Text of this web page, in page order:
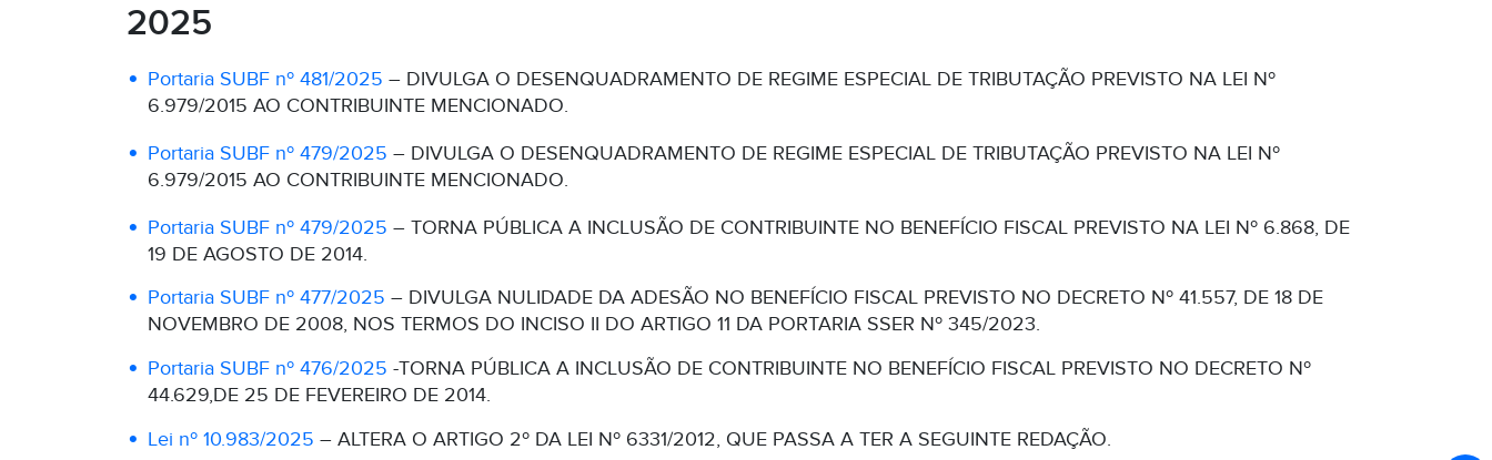
2025
Portaria SUBF nº 481/2025– DIVULGA O DESENQUADRAMENTO DE REGIME ESPECIAL DE TRIBUTAÇÃO PREVISTO NA LEI Nº
6.979/2015 AO CONTRIBUINTE MENCIONADO.
Portaria SUBF nº 479/2025– DIVULGA O DESENQUADRAMENTO DE REGIME ESPECIAL DE TRIBUTAÇÃO PREVISTO NA LEI Nº
6.979/2015 AO CONTRIBUINTE MENCIONADO.
Portaria SUBF nº 479/2025 – TORNA PÚBLICA A INCLUSÃO DE CONTRIBUINTE NO BENEFÍCIO FISCAL PREVISTO NA LEI Nº 6.868, DE
19 DE AGOSTO DE 2014.
Portaria SUBF nº 477/2025 – DIVULGA NULIDADE DA ADESÃO NO BENEFÍCIO FISCAL PREVISTO NO DECRETO Nº 41.557, DE 18 DE
NOVEMBRO DE 2008, NOS TERMOS DO INCISO II DO ARTIGO 11 DA PORTARIA SSER Nº 345/2023.
Portaria SUBF nº 476/2025 -TORNA PÚBLICA A INCLUSÃO DE CONTRIBUINTE NO BENEFÍCIO FISCAL PREVISTO NO DECRETO Nº
44.629,DE 25 DE FEVEREIRO DE 2014.
Lei nº 10.983/2025 – ALTERA O ARTIGO 2º DA LEI Nº 6331/2012, QUE PASSA A TER A SEGUINTE REDAÇÃO.